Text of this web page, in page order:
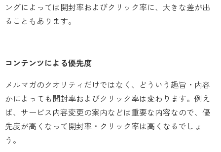
ングによっては開封率およびクリック率に、大きな差が出
ることもあります。
コンテンツによる優先度
メルマガのクオリティだけではなく、どういう趣旨・内容
かによっても開封率およびクリック率は変わります。例え
ば、サービス内容変更の案内などは重要な内容なので、優
先度が高くなって開封率・クリック率は高くなるでしょ
う。